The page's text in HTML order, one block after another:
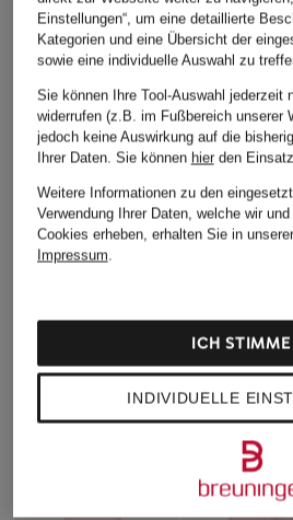
Einstellungen“, um eine detaillierte
Kategorien und eine Übersicht der
sowie eine individuelle Auswahl zu
Sie können Ihre Tool-Auswahl jederzeit
widerrufen (z.B. im Fußbereich unserer
jedoch keine Auswirkung auf die
Ihrer Daten. Sie können hierden
Weitere Informationen zu den
Verwendung Ihrer Daten, welche wir
Cookies erheben, erhalten Sie in unserer
Impressum.
INDIVIDUELLE
ICH